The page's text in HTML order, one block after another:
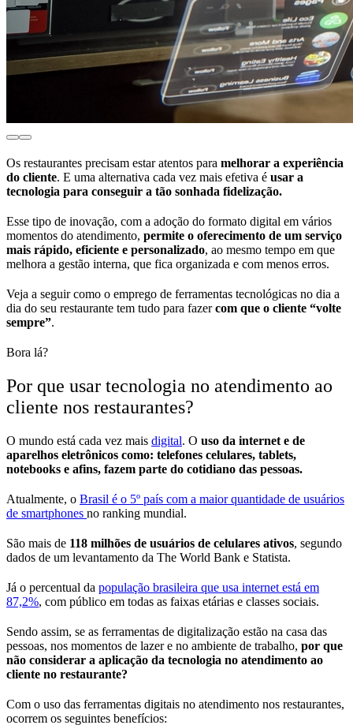
Os restaurantes precisam estar atentos para melhorar a experiência
do cliente. E uma alternativa cada vez mais efetiva é usar a
tecnologia para conseguir a tão sonhada fidelização.
Esse tipo de inovação, com a adoção do formato digital em vários
momentos do atendimento, permite o oferecimento de um serviço
mais rápido, eficiente e personalizado, ao mesmo tempo em que
melhora a gestão interna, que fica organizada e com menos erros.
Veja a seguir como o emprego de ferramentas tecnológicas no dia a
dia do seu restaurante tem tudo para fazercom que o cliente “volte
sempre”.
Bora lá?
Por que usar tecnologia no atendimento ao
cliente nos restaurantes?
O mundo está cada vez mais digital. O uso da internet e de
aparelhos eletrônicos como: telefones celulares, tablets,
notebooks e afins, fazem parte do cotidiano das pessoas.
Atualmente, o Brasil é o 5º país com a maior quantidade de usuários
de smartphones no ranking mundial.
São mais de 118 milhões de usuários de celulares ativos, segundo
dados de um levantamento da The World Bank e Statista.
Já o percentual da população brasileira que usa internet está em
87,2%, com público em todas as faixas etárias e classes sociais.
Sendo assim, se as ferramentas de digitalização estão na casa das
pessoas, nos momentos de lazer e no ambiente de trabalho, por que
não considerar a aplicação da tecnologia no atendimento ao
cliente no restaurante?
Com o uso das ferramentas digitais no atendimento nos restaurantes,
ocorrem os seguintes benefícios: